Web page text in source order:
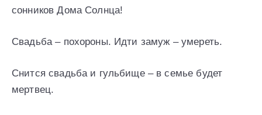
сонников Дома Солнца!
Свадьба – похороны. Идти замуж – умереть.
Снится свадьба и гульбище – в семье будет
мертвец.